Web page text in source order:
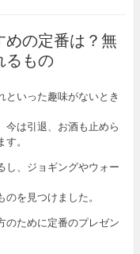
の定番は？無
るもの
いった趣味がないとき
今は引退、お酒も止めら
。
し、ジョギングやウォー
を見つけました。
のために定番のプレゼン